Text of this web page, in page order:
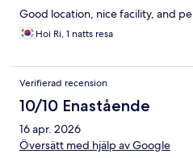
Good location, nice facility, and
Hoi Ri, 1 natts resa
Verifierad recension
10/10 Enastående
16 apr. 2026
Översätt med hjälp av Google